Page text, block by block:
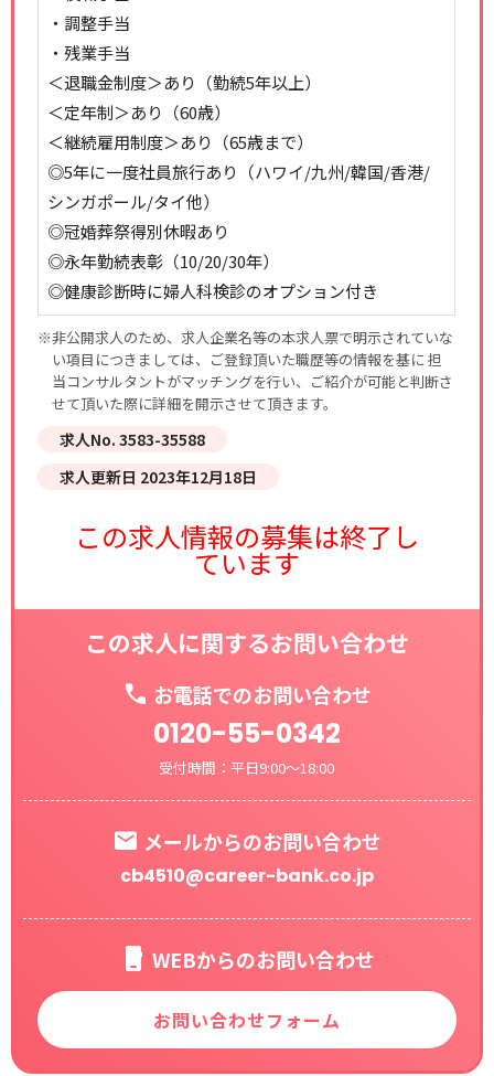
・調整手当
・残業手当
＜退職金制度＞あり（勤続5年以上）
＜定年制＞あり（60歳）
＜継続雇用制度＞あり（65歳まで）
◎5年に一度社員旅行あり（ハワイ/九州/韓国/香港/
シンガポール/タイ他）
◎冠婚葬祭得別休暇あり
◎永年勤続表彰（10/20/30年）
◎健康診断時に婦人科検診のオプション付き
※非公開求人のため、求人企業名等の本求人票で明示されていな
い項目につきましては、ご登録頂いた職歴等の情報を基に 担
当コンサルタントがマッチングを行い、ご紹介が可能と判断さ
せて頂いた際に詳細を開示させて頂きます。
求人No. 3583-35588
求人更新日 2023年12月18日
この求人情報の募集は終了し
ています
この求人に関するお問い合わせ
お電話でのお問い合わせ
0120-55-0342
受付時間：平日9:00～18:00
メールからのお問い合わせ
cb4510@career-bank.co.jp
WEBからのお問い合わせ
お問い合わせフォーム